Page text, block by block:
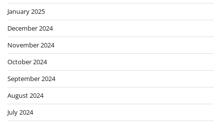
January 2025
December 2024
November 2024
October 2024
September 2024
August 2024
July 2024